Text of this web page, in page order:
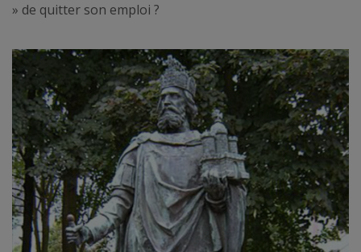
» de quitter son emploi ?